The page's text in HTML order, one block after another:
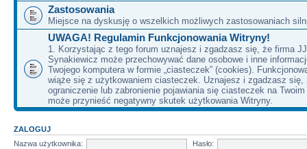
Zastosowania
Miejsce na dyskusję o wszelkich możliwych zastosowaniach
UWAGA! Regulamin Funkcjonowania Witryny!
1. Korzystając z tego forum uznajesz i zgadzasz się, że firma
Synakiewicz może przechowywać dane osobowe i inne
Twojego komputera w formie „ciasteczek” (cookies).
wiąże się z użytkowaniem ciasteczek. Uznajesz i zgadzasz się,
ograniczenie lub zabronienie pojawiania się ciasteczek na
może przynieść negatywny skutek użytkowania Witryny.
ZALOGUJ
Nazwa użytkownika:
Hasło: